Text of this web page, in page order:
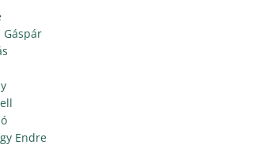
Gáspár
Endre